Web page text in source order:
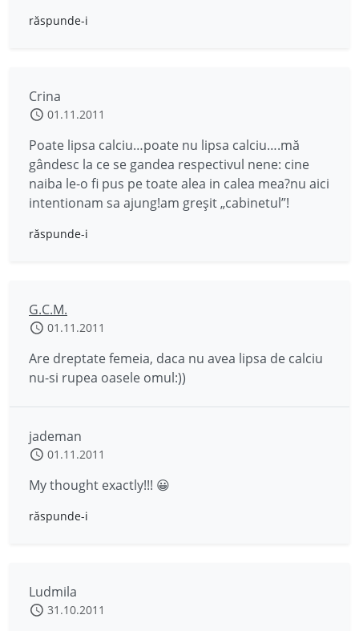
răspunde-i
Crina
01.11.2011
Poate lipsa calciu…poate nu lipsa calciu….mă
gândesc la ce se gandea respectivul nene: cine
naiba le-o fi pus pe toate alea in calea mea?nu aici
intentionam sa ajung!am greșit „cabinetul”!
răspunde-i
G.C.M.
01.11.2011
Are dreptate femeia, daca nu avea lipsa de calciu
nu-si rupea oasele omul:))
jademan
01.11.2011
My thought exactly!!! 😀
răspunde-i
Ludmila
31.10.2011